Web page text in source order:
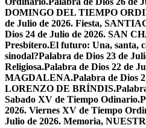
DOMINGO DEL TIEMPO
de Julio de 2026. Fiesta,
Dios 24 de Julio de 2026. SAN
Presbítero.El futuro: Una, santa,
sinodal?Palabra de Dios 23 de
Religiosa.Palabra de Dios 22 de
MAGDALENA.Palabra de Dios
LORENZO DE BRÍNDIS.
Sabado XV de Tiempo Odinario.
2026. Viernes XV de Tiempo
Julio de 2026. Memoria,